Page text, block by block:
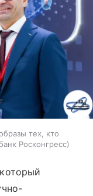
тех, кто
Росконгресс